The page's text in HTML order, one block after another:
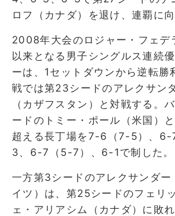
ロフ（カナダ）を退け、連覇に
2008年大会のロジャー・フェデ
以来となる男子シングルス連続
ーは、1セットダウンから逆転勝
戦では第23シードのアレクサン
（カザフスタン）と対戦する。
ードのトミー・ポール（米国）
超える長丁場を7-6（7-5）、
3、6-7（5-7）、6-1で制した。
一方第3シードのアレクサンダー
イツ）は、第25シードのフェリ
ェ・アリアシム（カナダ）に敗